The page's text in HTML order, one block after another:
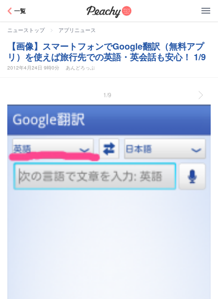
一覧
ニューストップ > アプリニュース
【画像】スマートフォンでGoogle翻訳（無料アプ
リ）を使えば旅行先での英語・英会話も安心！ 1/9
2012年4月24日 9時0分 あんどろっぷ
1/9